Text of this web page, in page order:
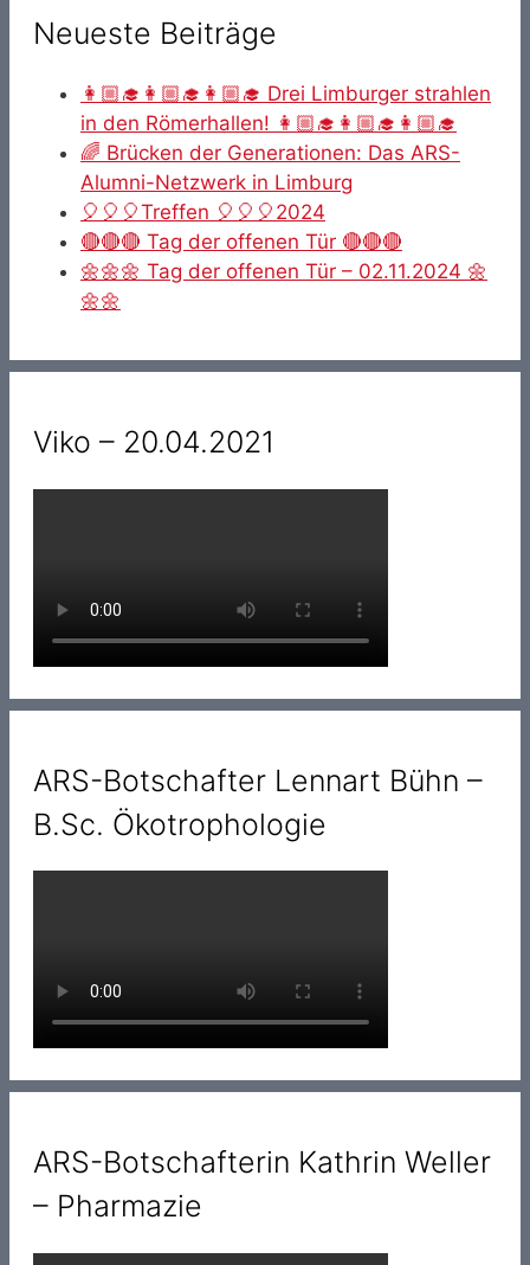
Neueste Beiträge
👩🏼‍🎓👩🏼‍🎓👩🏼‍🎓 Drei Limburger strahlen
in den Römerhallen! 👩🏼‍🎓👩🏼‍🎓👩🏼‍🎓
🌈 Brücken der Generationen: Das ARS-
Alumni-Netzwerk in Limburg
🎈🎈🎈Treffen 🎈🎈🎈2024
🔴🔴🔴 Tag der offenen Tür 🔴🔴🔴
🌼🌼🌼 Tag der offenen Tür – 02.11.2024 🌼
🌼🌼
Viko – 20.04.2021
ARS-Botschafter Lennart Bühn –
B.Sc. Ökotrophologie
ARS-Botschafterin Kathrin Weller
– Pharmazie